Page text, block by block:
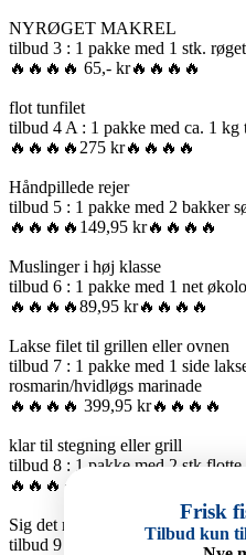
NYRØGET MAKREL
tilbud 3 : 1 pakke med 1 stk.
🔥🔥🔥🔥 65,- kr🔥🔥🔥🔥
flot tunfilet
tilbud 4 A : 1 pakke med ca. 1 kg
🔥🔥🔥🔥275 kr🔥🔥🔥🔥
Håndpillede rejer
tilbud 5 : 1 pakke med 2 bakker
🔥🔥🔥🔥149,95 kr🔥🔥🔥🔥
Muslinger i høj klasse
tilbud 6 : 1 pakke med 1 net
🔥🔥🔥🔥89,95 kr🔥🔥🔥🔥
Lakse filet til grillen eller ovnen
tilbud 7 : 1 pakke med 1 side
rosmarin/hvidløgs marinade
🔥🔥🔥🔥 399,95 kr🔥🔥🔥🔥
klar til stegning eller grill
tilbud 8 : 1 pakke med 2 stk
🔥🔥🔥🔥 129,95 kr🔥🔥🔥🔥
Sig det med sliders
tilbud 9 : 1 pakke med 4 styk
Frisk
Tilbud kun